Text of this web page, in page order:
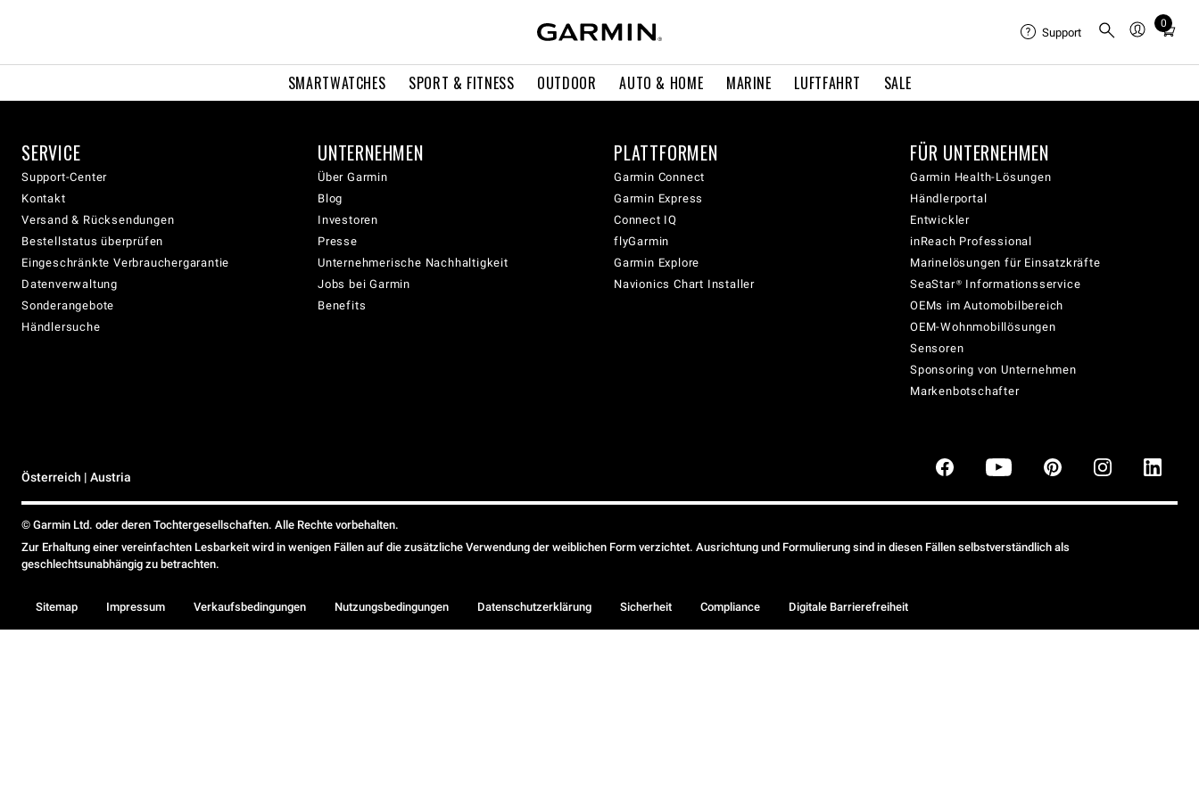
SMARTWATCHES SPORT & FITNESS OUTDOOR AUTO & HOME MARINE LUFTFAHRT SALE
Support
0
Total
cart:
SERVICE
Support-Center
Kontakt
Versand & Rücksendungen
Bestellstatus überprüfen
Eingeschränkte Verbrauchergarantie
Datenverwaltung
Sonderangebote
Händlersuche
UNTERNEHMEN
Über Garmin
Blog
Investoren
Presse
Unternehmerische Nachhaltigkeit
Jobs bei Garmin
Benefits
PLATTFORMEN
Garmin Connect
Garmin Express
Connect IQ
flyGarmin
Garmin Explore
Navionics Chart Installer
FÜR UNTERNEHMEN
Garmin Health-Lösungen
Händlerportal
Entwickler
inReach Professional
Marinelösungen für Einsatzkräfte
SeaStar® Informationsservice
OEMs im Automobilbereich
OEM-Wohnmobillösungen
Sensoren
Sponsoring von Unternehmen
Markenbotschafter
Österreich | Austria
© Garmin Ltd. oder deren Tochtergesellschaften. Alle Rechte vorbehalten.
Zur Erhaltung einer vereinfachten Lesbarkeit wird in wenigen Fällen auf die zusätzliche Verwendung der weiblichen Form verzichtet. Ausrichtung und Formulierung sind in diesen Fällen selbstverständlich als
geschlechtsunabhängig zu betrachten.
Sitemap Impressum Verkaufsbedingungen Nutzungsbedingungen Datenschutzerklärung Sicherheit Compliance Digitale Barrierefreiheit